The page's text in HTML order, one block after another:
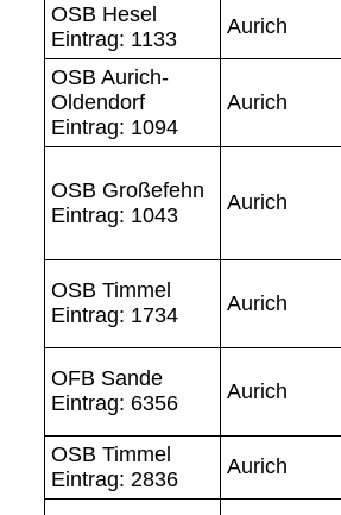
OSB Hesel
Eintrag: 1133
Aurich
OSB Aurich-
Oldendorf
Eintrag: 1094
Aurich
OSB Großefehn
Eintrag: 1043
Aurich
OSB Timmel
Eintrag: 1734
Aurich
OFB Sande
Eintrag: 6356
Aurich
OSB Timmel
Eintrag: 2836
Aurich